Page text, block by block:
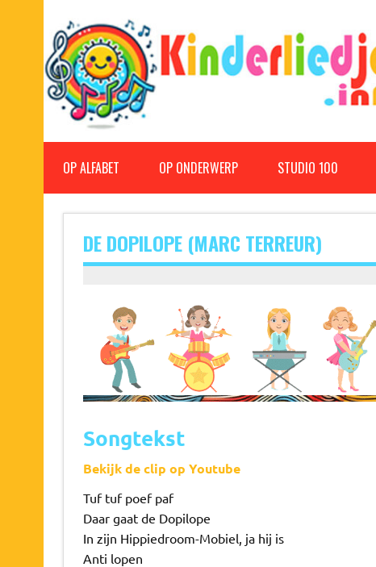
Kinderliedjes
OP ALFABET OP ONDERWERP STUDIO 100
DE DOPILOPE (MARC TERREUR)
Songtekst
Bekijk de clip op Youtube
Tuf tuf poef paf
Daar gaat de Dopilope
In zijn Hippiedroom-Mobiel, ja hij is
Anti lopen